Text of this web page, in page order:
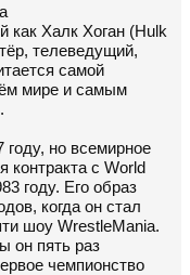
как Халк Хоган (Hulk
телеведущий,
самой
мире и самым
году, но всемирное
контракта с World
году. Его образ
когда он стал
шоу WrestleMania.
он пять раз
чемпионство